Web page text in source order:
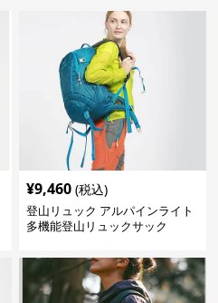
¥9,460 (税込)
登山リュック アルパインライト
多機能登山リュックサック